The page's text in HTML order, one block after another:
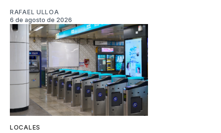
RAFAEL ULLOA
6 de agosto de 2026
LOCALES